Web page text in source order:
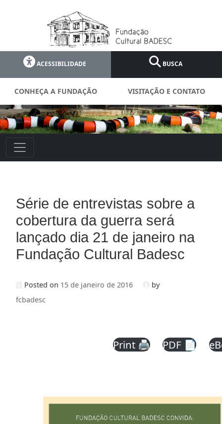
ACESSIBILIDADE BUSCA
CONHEÇA A FUNDAÇÃO VISITAÇÃO E CONTATO
Série de entrevistas sobre a
cobertura da guerra será
lançado dia 21 de janeiro na
Fundação Cultural Badesc
Posted on 15 de janeiro de 2016
by
fcbadesc
Print 🖨 PDF 📄